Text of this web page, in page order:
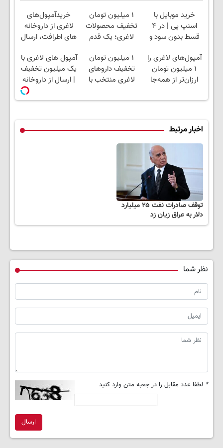
خرید موبایل با
اسنپ پی | در ۴
قسط بدون سود و
۱ میلیون تومان
تخفیف محصولات
لاغری؛ یک قدم
کاهش وزن
خریدآمپول‌های
لاغری از داروخانه
های اطرافت، ارسال
یخ!
آمپول‌های لاغری را
۱ میلیون تومان
ارزان‌تر از همه‌جا
۱ میلیون تومان
تخفیف داروهای
لاغری منتخب با
نزدیکت
آمپول های لاغری با
یک میلیون تخفیف
| ارسال از داروخانه
اخبار مرتبط
توقف صادرات نفت ۲۵ میلیارد
دلار به عراق زیان زد
نظر شما
* لطفا عدد مقابل را در جعبه متن وارد کنید
ارسال